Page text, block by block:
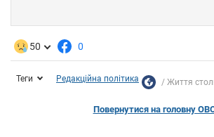
50 0
Теги Редакційна політика Життя
Повернутися на головну